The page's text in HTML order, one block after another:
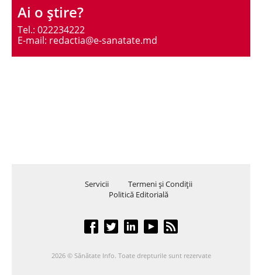
Ai o ştire?
Tel.: 022234222
E-mail: redactia@e-sanatate.md
Servicii
Termeni şi Condiţii
Politică Editorială
2026 © Sănătate Info. Toate drepturile sunt rezervate